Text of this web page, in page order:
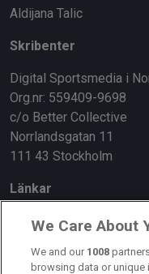
Aldijana Talic
Skribenter
Digital Sportsmedia i
Org.nr: 559409-9698
c/o Better Collective
Norrlandsgatan 11
111 43 Stockholm
Länkar
Om oss
Kontakta oss
We Care About
We and our 1008
browsing data or unique